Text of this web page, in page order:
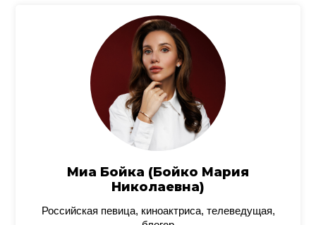
Миа Бойка (Бойко Мария
Николаевна)
Российская певица, киноактриса, телеведущая,